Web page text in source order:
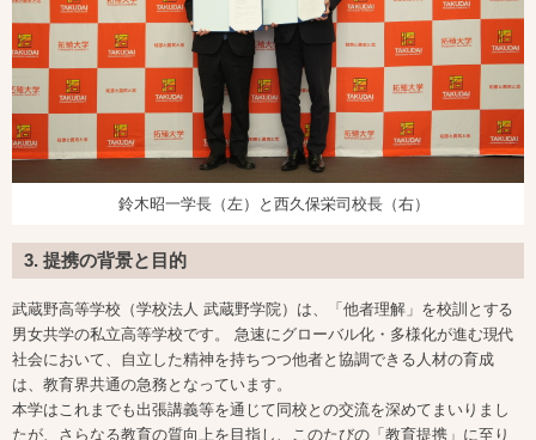
鈴木昭一学長（左）と西久保栄司校長（右）
3. 提携の背景と目的
武蔵野高等学校（学校法人 武蔵野学院）は、「他者理解」を校訓とする
男女共学の私立高等学校です。 急速にグローバル化・多様化が進む現代
社会において、自立した精神を持ちつつ他者と協調できる人材の育成
は、教育界共通の急務となっています。
本学はこれまでも出張講義等を通じて同校との交流を深めてまいりまし
たが、さらなる教育の質向上を目指し、このたびの「教育提携」に至り